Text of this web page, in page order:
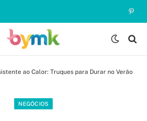
ao Calor: Truques para Durar no Verão
NEGÓCIOS